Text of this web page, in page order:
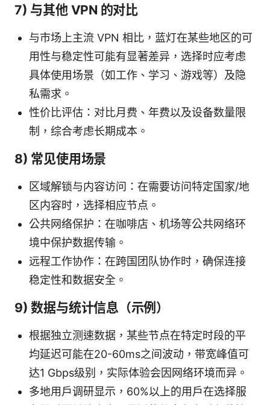
7) 与其他 VPN 的对比
与市场上主流 VPN 相比，蓝灯在某些地区的可
用性与稳定性可能有显著差异，选择时应考虑
具体使用场景（如工作、学习、游戏等）及隐
私需求。
性价比评估：对比月费、年费以及设备数量限
制，综合考虑长期成本。
8) 常见使用场景
区域解锁与内容访问：在需要访问特定国家/地
区内容时，选择相应节点。
公共网络保护：在咖啡店、机场等公共网络环
境中保护数据传输。
远程工作协作：在跨国团队协作时，确保连接
稳定性和数据安全。
9) 数据与统计信息（示例）
根据独立测速数据，某些节点在特定时段的平
均延迟可能在20-60ms之间波动，带宽峰值可
达1 Gbps级别，实际体验会因网络环境而异。
多地用户调研显示，60%以上的用户在选择服